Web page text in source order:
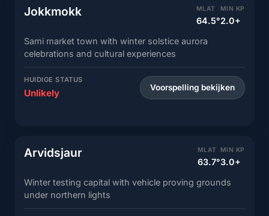
Jokkmokk MLAT
64.5°
MIN KP
2.0+
Sami market town with winter solstice aurora
celebrations and cultural experiences
HUIDIGE STATUS
Unlikely Voorspelling bekijken
Arvidsjaur MLAT
63.7°
MIN KP
3.0+
Winter testing capital with vehicle proving grounds
under northern lights